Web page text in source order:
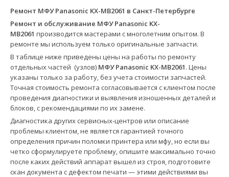
Ремонт МФУ Panasonic KX-MB2061 в Санкт-Петербурге
Ремонт и обслуживание МФУ Panasonic KX-
MB2061 производится мастерами с многолетним опытом. В
ремонте мы используем только оригинальные запчасти.
В таблице ниже приведены цены на работы по ремонту
отдельных частей (узлов) МФУ Panasonic KX-MB2061. Цены
указаны только за работу, без учета стоимости запчастей.
Точная стоимость ремонта согласовывается с клиентом после
проведения диагностики и выявления изношенных деталей и
блоков, с рекомендациями по их замене.
Диагностика других сервисных-центров или описание
проблемы клиентом, не является гарантией точного
определения причин поломки принтера или мфу, но если вы
четко сформулируете проблему, опишите максимально точно
после каких действий аппарат вышел из строя, подготовите
скан документа с дефектом печати — этими действиями вы